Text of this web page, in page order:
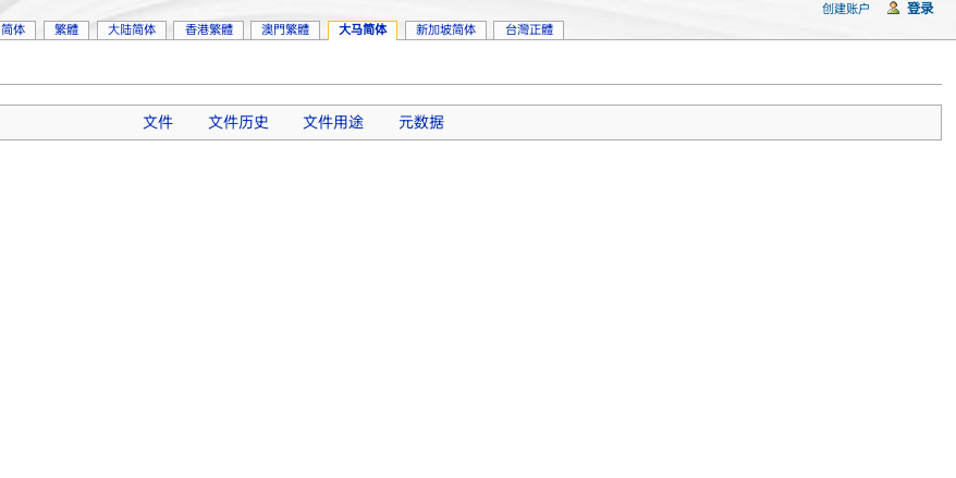
文件 文件历史 文件用途 元数据
简体 繁體 大陆简体 香港繁體 澳門繁體 大马简体 新加坡简体 台灣正體
创建账户 登录